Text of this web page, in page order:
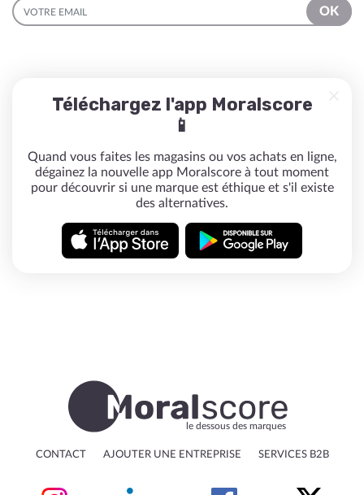
EMAIL
OK
Téléchargez l'app Moralscore
📱
Quand vous faites les magasins ou vos achats en ligne,
dégainez la nouvelle app Moralscore à tout moment
pour découvrir si une marque est éthique et s'il existe
des alternatives.
le dessous des marques
CONTACT AJOUTER UNE ENTREPRISE SERVICES B2B